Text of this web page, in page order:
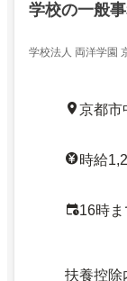
学校の一般
学校法人 両洋学園
京都市
時給
16時
扶養控除